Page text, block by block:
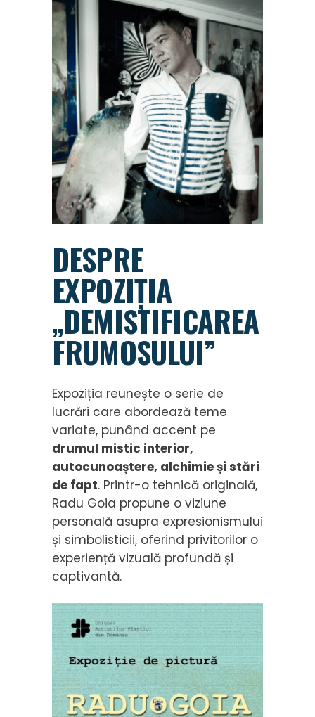
DESPRE
EXPOZIȚIA
„DEMISTIFICAREA
FRUMOSULUI”
Expoziția reunește o serie de
lucrări care abordează teme
variate, punând accent pe
drumul mistic interior,
autocunoaștere, alchimie și stări
de fapt. Printr-o tehnică originală,
Radu Goia propune o viziune
personală asupra expresionismului
și simbolisticii, oferind privitorilor o
experiență vizuală profundă și
captivantă.